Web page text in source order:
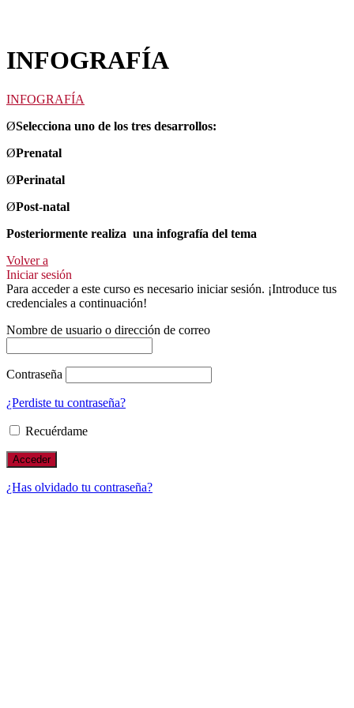
INFOGRAFÍA
INFOGRAFÍA
ØSelecciona uno de los tres desarrollos:
ØPrenatal
ØPerinatal
ØPost-natal
Posteriormente realiza una infografía del tema
Volver a
Iniciar sesión
Para acceder a este curso es necesario iniciar sesión. ¡Introduce tus
credenciales a continuación!
Nombre de usuario o dirección de correo
Contraseña
¿Perdiste tu contraseña?
Recuérdame
¿Has olvidado tu contraseña?